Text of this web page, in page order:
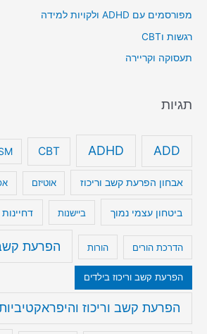
מפורסמים עם ADHD ולקויות למידה
רגשות וCBT
תעסוקה וקריירה
תגיות
ADD
ADHD
CBT
אבחון הפרעת קשב וריכוז אוטיזם
ביטחון עצמי נמוך ביישנות דחיינות
הדרכת הורים הורות הפרעת קשב
הפרעת קשב וריכוז בילדים
הפרעת קשב וריכוז